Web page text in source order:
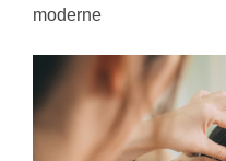
moderne